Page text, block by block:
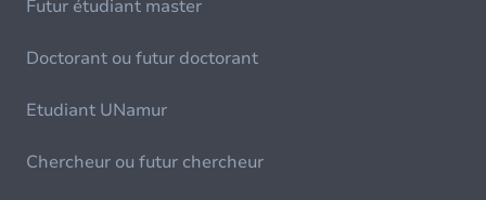
Futur étudiant master
Doctorant ou futur doctorant
Etudiant UNamur
Chercheur ou futur chercheur